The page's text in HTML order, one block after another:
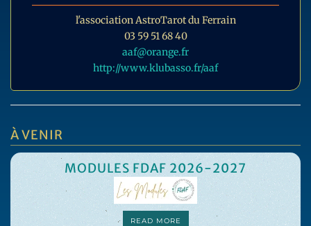
l'association AstroTarot du Ferrain
03 59 51 68 40
aaf@orange.fr
http://www.klubasso.fr/aaf
À VENIR
MODULES FDAF 2026-2027
READ MORE